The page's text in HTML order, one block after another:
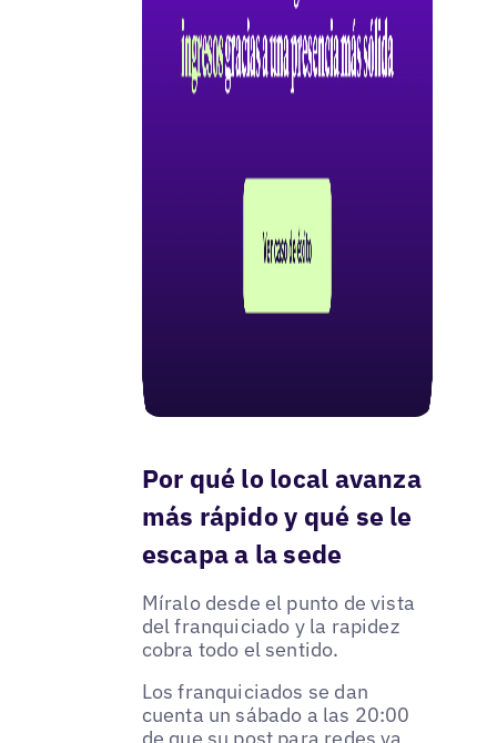
Por qué lo local avanza
más rápido y qué se le
escapa a la sede
Míralo desde el punto de vista
del franquiciado y la rapidez
cobra todo el sentido.
Los franquiciados se dan
cuenta un sábado a las 20:00
de que su post para redes va